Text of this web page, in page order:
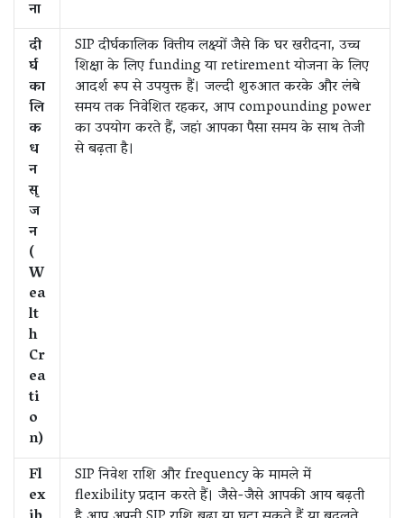
ना
दी
र्घ
का
लि
क
ध
न
सृ
ज
न
(
W
ea
lt
h
Cr
ea
ti
o
n)
SIP दीर्घकालिक वित्तीय लक्ष्यों जैसे कि घर खरीदना, उच्च
शिक्षा के लिए funding या retirement योजना के लिए
आदर्श रूप से उपयुक्त हैं। जल्दी शुरुआत करके और लंबे
समय तक निवेशित रहकर, आप compounding power
का उपयोग करते हैं, जहां आपका पैसा समय के साथ तेजी
से बढ़ता है।
Fl
ex
SIP निवेश राशि और frequency के मामले में
flexibility प्रदान करते हैं। जैसे-जैसे आपकी आय बढ़ती